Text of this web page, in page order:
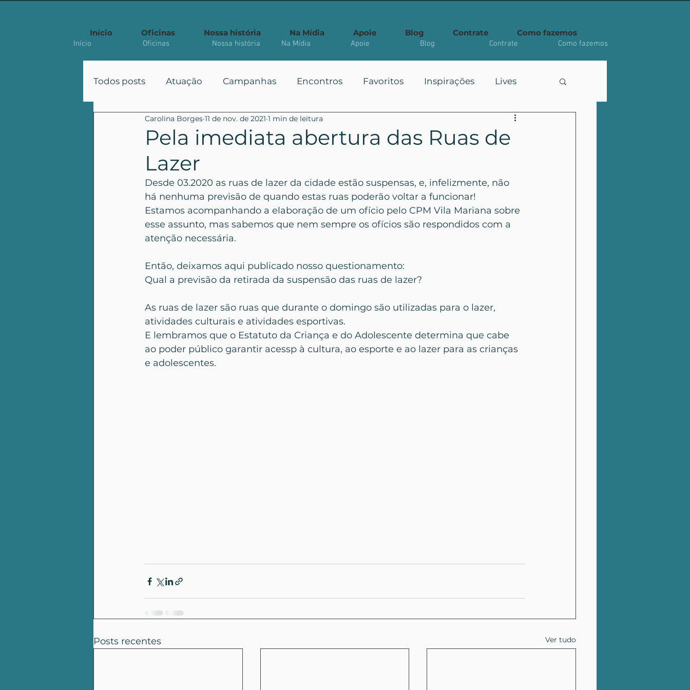
Início Oficinas Nossa história Na Mídia Apoie Blog Contrate Como fazemos
Todos posts Atuação Campanhas Encontros Favoritos Inspirações Lives
Participação Políticas Públicas Você Sabia?
Artigo Acadêmico
Pela imediata abertura das Ruas de
Lazer
Carolina Borges 11 de nov. de 2021 1 min de leitura
Desde 03.2020 as ruas de lazer da cidade estão suspensas, e, infelizmente, não
há nenhuma previsão de quando estas ruas poderão voltar a funcionar!
Estamos acompanhando a elaboração de um ofício pelo CPM Vila Mariana sobre
esse assunto, mas sabemos que nem sempre os ofícios são respondidos com a
atenção necessária.
Então, deixamos aqui publicado nosso questionamento:
Qual a previsão da retirada da suspensão das ruas de lazer?
As ruas de lazer são ruas que durante o domingo são utilizadas para o lazer,
atividades culturais e atividades esportivas.
E lembramos que o Estatuto da Criança e do Adolescente determina que cabe
ao poder público garantir acessp à cultura, ao esporte e ao lazer para as crianças
e adolescentes.
Posts recentes Ver tudo
Início Oficinas Nossa história Na Mídia Apoie Blog Contrate Como fazemos